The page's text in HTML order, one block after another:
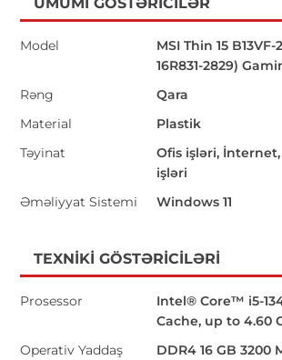
Model
MSI Thin 15 B13VF-
16R831-2829)
Rəng
Qara
Material
Plastik
Təyinat
Ofis işləri,
işləri
Əməliyyat Sistemi
Windows 11
TEXNIKI GÖSTƏRICILƏRI
Prosessor
Intel® Core™ i5-
Cache, up to 4.60
Operativ Yaddaş
DDR4 16 GB 3200